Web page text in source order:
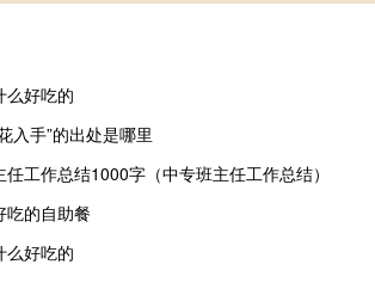
么好吃的
入手”的出处是哪里
任工作总结1000字（中专班主任工作总结）
吃的自助餐
么好吃的